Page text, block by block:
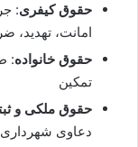
حقوق کیفری:
امانت، تهدید،
حقوق خانواده:
تمکین
حقوق ملکی و
دعاوی شهرداری